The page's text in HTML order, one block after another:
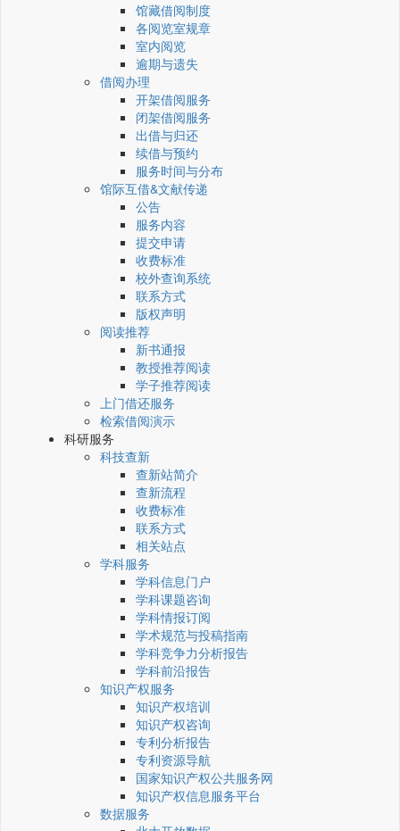
馆藏借阅制度
各阅览室规章
室内阅览
逾期与遗失
借阅办理
开架借阅服务
闭架借阅服务
出借与归还
续借与预约
服务时间与分布
馆际互借&文献传递
公告
服务内容
提交申请
收费标准
校外查询系统
联系方式
版权声明
阅读推荐
新书通报
教授推荐阅读
学子推荐阅读
上门借还服务
检索借阅演示
科研服务
科技查新
查新站简介
查新流程
收费标准
联系方式
相关站点
学科服务
学科信息门户
学科课题咨询
学科情报订阅
学术规范与投稿指南
学科竞争力分析报告
学科前沿报告
知识产权服务
知识产权培训
知识产权咨询
专利分析报告
专利资源导航
国家知识产权公共服务网
知识产权信息服务平台
数据服务